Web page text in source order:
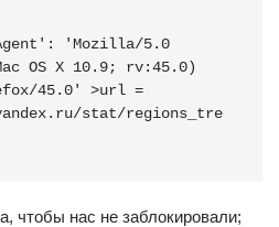
'Mozilla/5.0
OS X 10.9; rv:45.0)
45.0' >url =
stat/regions_tre
чтобы нас не заблокировали;